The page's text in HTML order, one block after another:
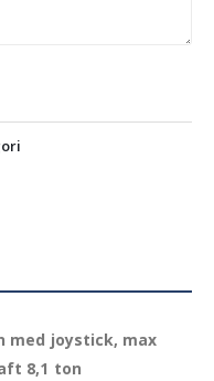
med joystick, max
8,1 ton